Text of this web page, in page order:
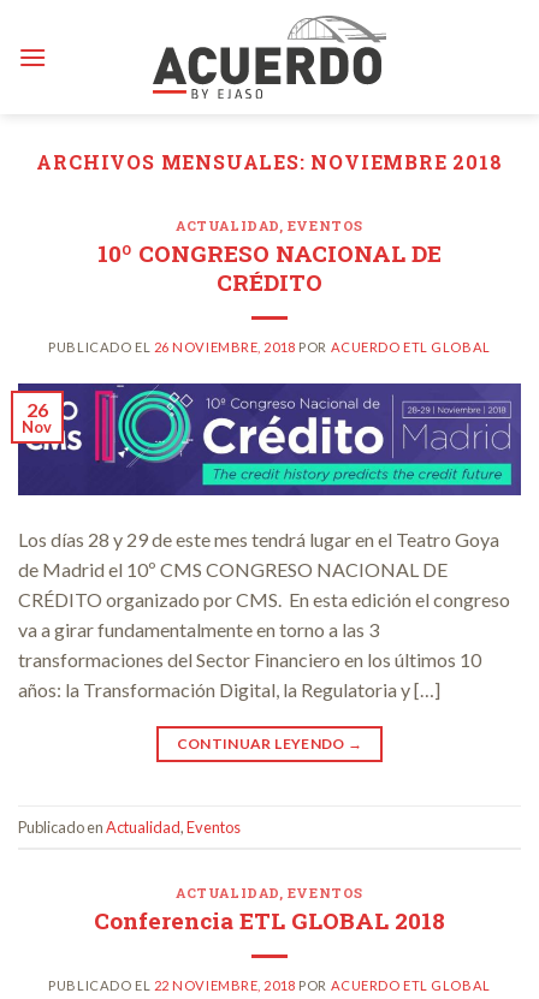
content
ARCHIVOS MENSUALES: NOVIEMBRE 2018
ACTUALIDAD, EVENTOS
10º CONGRESO NACIONAL DE
CRÉDITO
PUBLICADO EL 26 NOVIEMBRE, 2018 POR ACUERDO ETL GLOBAL
26
Nov
Los días 28 y 29 de este mes tendrá lugar en el Teatro Goya
de Madrid el 10º CMS CONGRESO NACIONAL DE
CRÉDITO organizado por CMS. En esta edición el congreso
va a girar fundamentalmente en torno a las 3
transformaciones del Sector Financiero en los últimos 10
años: la Transformación Digital, la Regulatoria y […]
CONTINUAR LEYENDO →
Publicado enActualidad,Eventos
ACTUALIDAD, EVENTOS
Conferencia ETL GLOBAL 2018
PUBLICADO EL 22 NOVIEMBRE, 2018 POR ACUERDO ETL GLOBAL